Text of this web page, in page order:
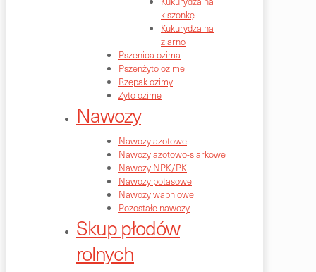
kiszonkę
Kukurydza na
ziarno
Pszenica ozima
Pszenżyto ozime
Rzepak ozimy
Żyto ozime
Nawozy
Nawozy azotowe
Nawozy azotowo-siarkowe
Nawozy NPK/PK
Nawozy potasowe
Nawozy wapniowe
Pozostałe nawozy
Skup płodów
rolnych